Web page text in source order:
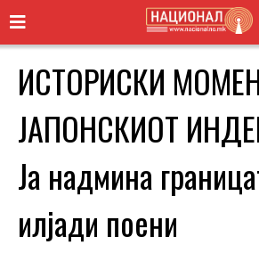
ИСТОРИСКИ
ЈАПОНСКИОТ
Ја надмина
илјади поени